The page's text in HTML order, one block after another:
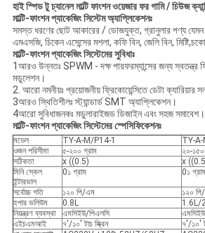
হাই স্পিড টু চ্যানেল মাল্টি ফাংশন ওয়েজার ফর গামি / চিউজ
মাল্টি-ফাংশন প্যাকেজিং সিস্টেম অ্যাপ্লিকেশনঃ
সমস্ত ধরণের ছোট আকারের / ডোজযুক্ত, গ্রানুলার পণ্য
এমএসজি, চিকেন এসেন্সের মশলা, কফি বিন, জেলি বিন,
মাল্টি-ফাংশন প্যাকেজিং সিস্টেমের সুবিধাঃ
1আরও উন্নতঃ SPWM - দক্ষ পারফরম্যান্সের জন্য স্বতন্ত্র
মডুলেশন।
2. আরো নমনীয়ঃ প্রয়োজনীয় ফ্রিকোয়েন্সিতে ডেটা ক্যারিয়ার
3আরও স্থিতিশীলঃ স্ট্যান্ডার্ড SMT অ্যাপ্লিকেশন।
4আরো সুবিধাজনকঃ মডুলারাইজড ডিজাইন এবং সহজ সমাবেশ।
মাল্টি-ফাংশন প্যাকেজিং সিস্টেমের স্পেসিফিকেশনঃ
মডেল TY-A-M/P14-1
TY-
ওজন পরিসীমা
৫-২০০ গ্রাম
২০-
সঠিকতা
x ((0.5)
x
মিনি স্কেল
ইন্টারভাল
0১ গ্রাম 0১ গ্রাম
সর্বোচ্চ গতি ১২০ পি/এম
১২০
হপার ভলিউম
0.8L
1.6L/
নিয়ন্ত্রণ ব্যবস্থা
এমসিইউ/পিএলসি
এইচএমআই
৭'/১০' টাচ স্ক্রিন
৭'/১০'